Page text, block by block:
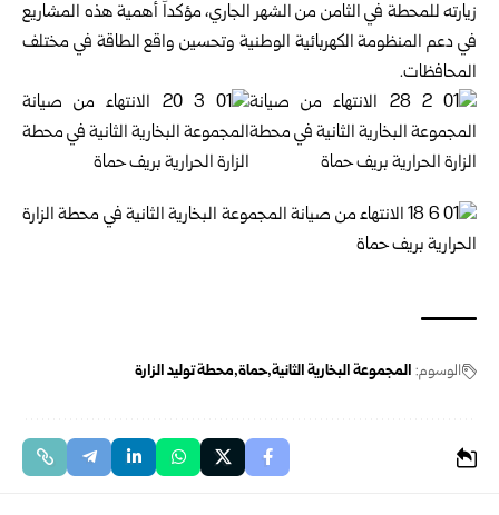
زيارته للمحطة في الثامن من الشهر الجاري، مؤكداً أهمية هذه المشاريع
في دعم المنظومة الكهربائية الوطنية وتحسين واقع الطاقة في مختلف
المحافظات.
الوسوم: المجموعة البخارية الثانية حماة محطة توليد الزارة